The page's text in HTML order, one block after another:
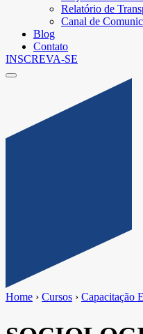
Relatório de
Canal de
Blog
Contato
INSCREVA-SE
Home › Cursos › Capacitação